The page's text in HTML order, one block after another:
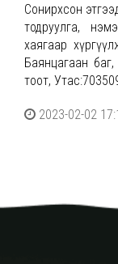
Сонирхсон
тодруулга,
хаягаар
Баянцагаан
тоот,
2023-02-02